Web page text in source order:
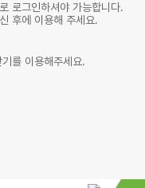
로그인하셔야 가능합니다.
후에 이용해 주세요.
를 이용해주세요.